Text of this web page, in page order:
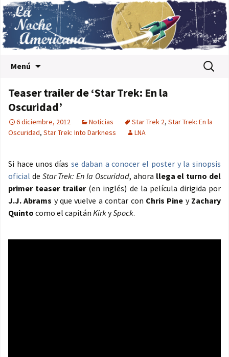
Menú Buscar:
Teaser trailer de ‘Star Trek: En la
Oscuridad’
6 diciembre, 2012 Noticias Star Trek 2, Star Trek: En la
Oscuridad, Star Trek: Into Darkness LNA
Si hace unos días se daban a conocer el poster y la sinopsis
oficial de Star Trek: En la Oscuridad, ahora llega el turno del
primer teaser trailer(en inglés) de la película dirigida por
J.J. Abrams y que vuelve a contar con Chris Pine y Zachary
Quinto como el capitán KirkySpock.